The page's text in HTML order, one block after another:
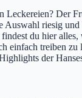
Leckereien? Der
riesig
du hier
einfach treiben
der